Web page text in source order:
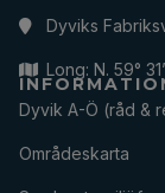
Dyviks
Long: N. 59°
Dyvik A-Ö (råd &
Områdeskarta